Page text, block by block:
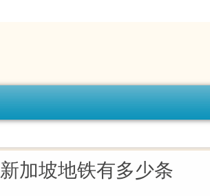
新加坡地铁有多少条